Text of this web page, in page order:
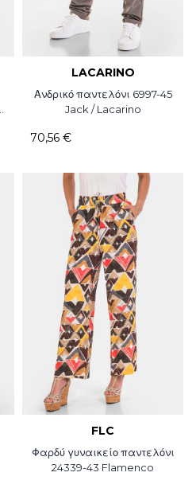
LACARINO
Ανδρικό παντελόνι 6997-45
Jack / Lacarino
70,56 €
FLC
Φαρδύ γυναικείο παντελόνι
24339-43 Flamenco